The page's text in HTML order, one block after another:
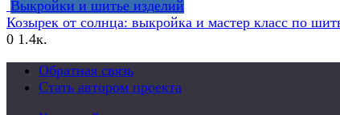
Выкройки и шитье изделий
Козырек от солнца: выкройка и мастер класс по
0 1.4к.
Обратная связь
Стать автором проекта